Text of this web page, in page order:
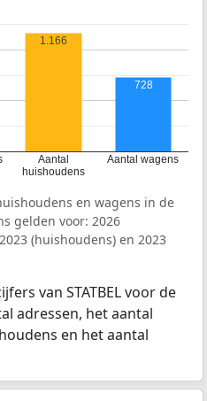
Aantal
huishoudens
Aantal wagens
1.166
728
en wagens in de
gelden voor: 2026
(huishoudens) en 2023
van STATBEL voor de
adressen, het aantal
en het aantal